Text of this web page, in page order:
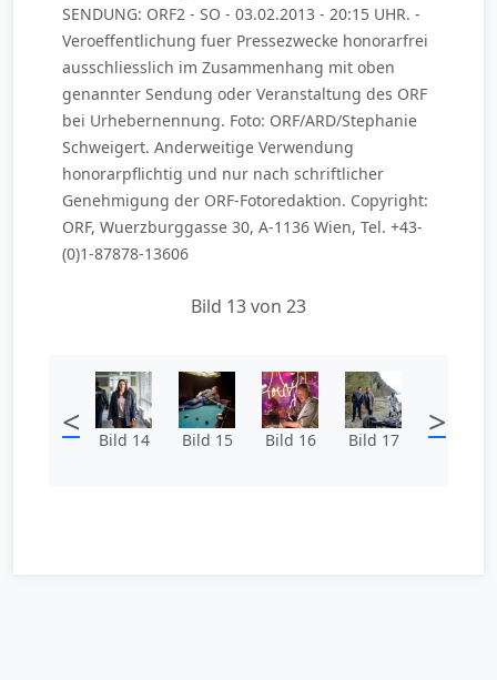
SENDUNG: ORF2 - SO - 03.02.2013 - 20:15 UHR. -
Veroeffentlichung fuer Pressezwecke honorarfrei
ausschliesslich im Zusammenhang mit oben
genannter Sendung oder Veranstaltung des ORF
bei Urhebernennung. Foto: ORF/ARD/Stephanie
Schweigert. Anderweitige Verwendung
honorarpflichtig und nur nach schriftlicher
Genehmigung der ORF-Fotoredaktion. Copyright:
ORF, Wuerzburggasse 30, A-1136 Wien, Tel. +43-
(0)1-87878-13606
Bild 13 von 23
< Bild 14 Bild 15 Bild 16 Bild 17 >